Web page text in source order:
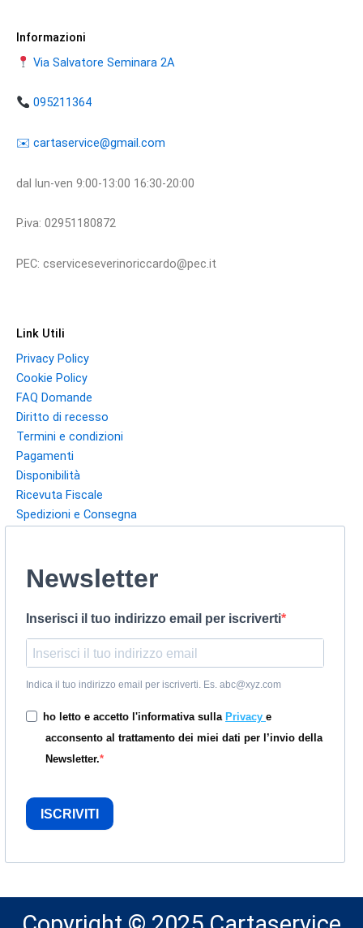
Informazioni
Via Salvatore Seminara 2A
095211364
​​✉️ ​cartaservice@gmail.com
dal lun-ven 9:00-13:00 16:30-20:00
P.iva: 02951180872
PEC: cserviceseverinoriccardo@pec.it
Link Utili
Privacy Policy
Cookie Policy
FAQ Domande
Diritto di recesso
Termini e condizioni
Pagamenti
Disponibilità
Ricevuta Fiscale
Spedizioni e Consegna
Newsletter
Inserisci il tuo indirizzo email per iscriverti
Indica il tuo indirizzo email per iscriverti. Es. abc@xyz.com
ho letto e accetto l'informativa sulla Privacy e
acconsento al trattamento dei miei dati per l’invio della
Newsletter.
ISCRIVITI